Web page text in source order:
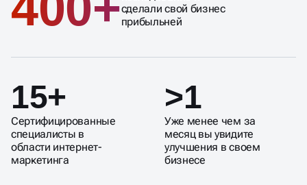
сделали свой бизнес
прибыльней
15+
Сертифицированные
специалисты в
области интернет-
маркетинга
>1
Уже менее чем за
месяц вы увидите
улучшения в своем
бизнесе